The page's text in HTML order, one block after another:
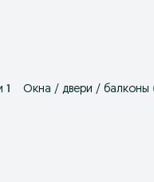
1 Окна / двери / балконы